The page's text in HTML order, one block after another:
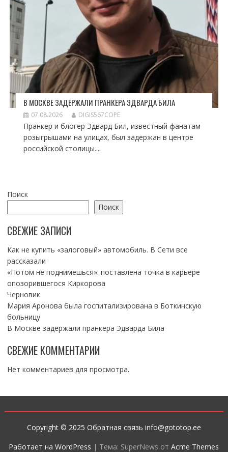
В МОСКВЕ ЗАДЕРЖАЛИ ПРАНКЕРА ЭДВАРДА БИЛА
07.08.2026 DIGIS567COPE
Пранкер и блогер Эдвард Бил, известный фанатам
розыгрышами на улицах, был задержан в центре
российской столицы....
Поиск
Поиск
СВЕЖИЕ ЗАПИСИ
Как не купить «залоговый» автомобиль. В Сети все
рассказали
«Потом не поднимешься»: поставлена точка в карьере
опозорившегося Киркорова
Черновик
Мария Аронова была госпитализирована в Боткинскую
больницу
В Москве задержали пранкера Эдварда Била
СВЕЖИЕ КОММЕНТАРИИ
Нет комментариев для просмотра.
Copyright © 2025 Обратная связь info@gototop.ee
Работает на WordPress | Тема: SuperNews отAcme Themes